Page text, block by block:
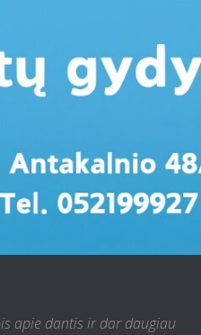
apie dantis ir dar daugiau